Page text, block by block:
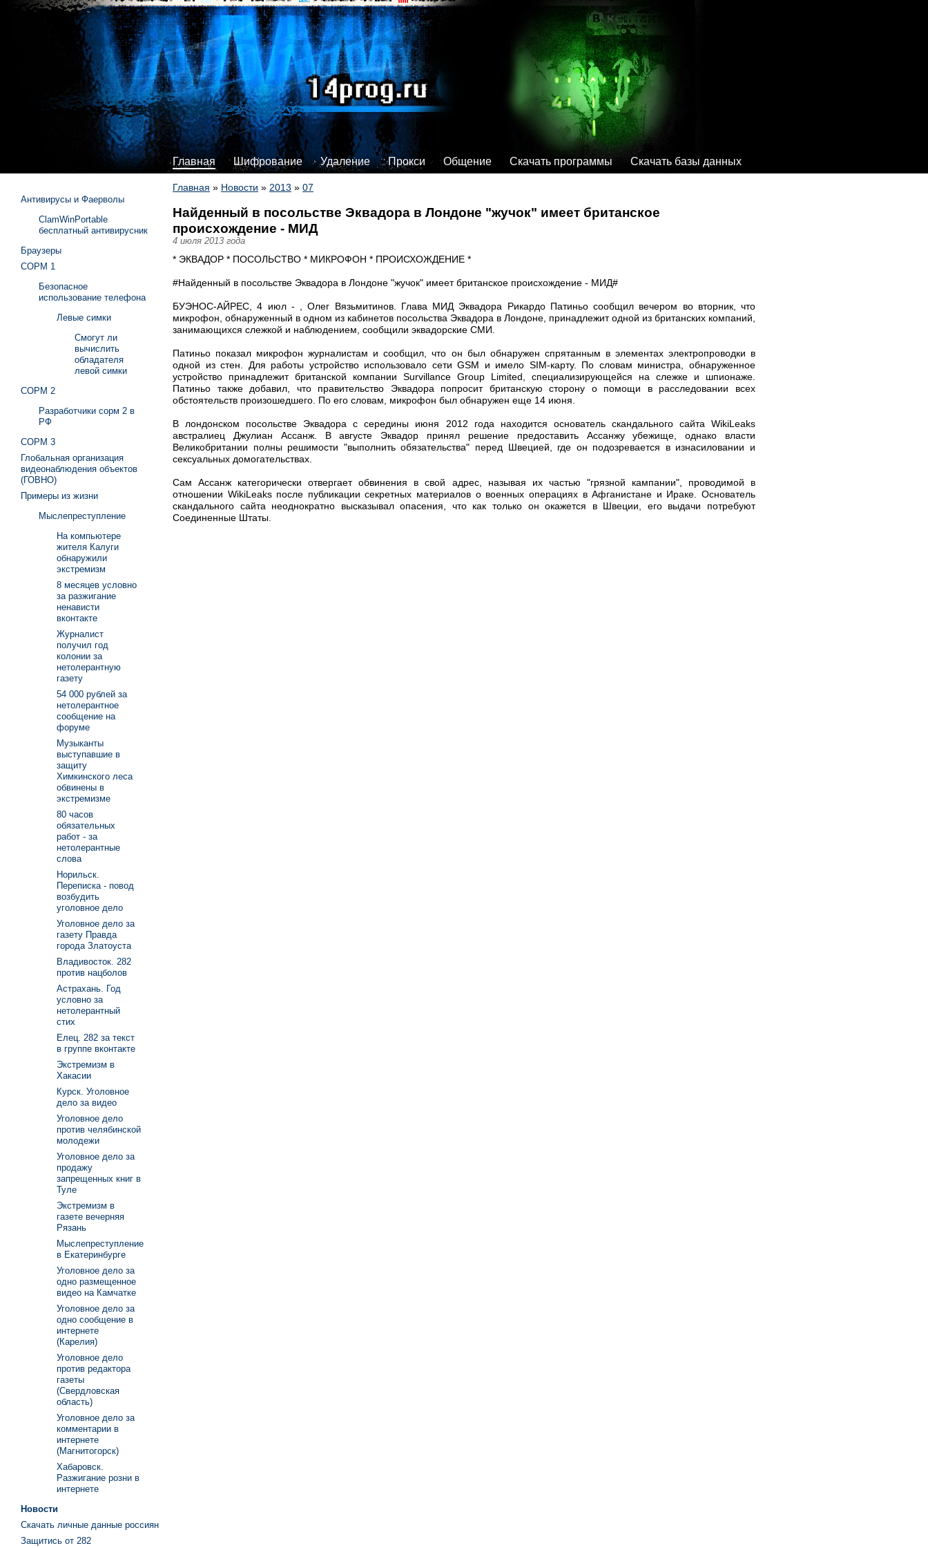
Главная Шифрование Удаление Прокси Общение Скачать программы Скачать базы данных
Главная » Новости » 2013 » 07
Найденный в посольстве Эквадора в Лондоне "жучок" имеет британское
происхождение - МИД
4 июля 2013 года
* ЭКВАДОР * ПОСОЛЬСТВО * МИКРОФОН * ПРОИСХОЖДЕНИЕ *
#Найденный в посольстве Эквадора в Лондоне "жучок" имеет британское происхождение - МИД#
БУЭНОС-АЙРЕС, 4 июл - , Олег Вязьмитинов. Глава МИД Эквадора Рикардо Патиньо сообщил вечером во вторник, что
микрофон, обнаруженный в одном из кабинетов посольства Эквадора в Лондоне, принадлежит одной из британских компаний,
занимающихся слежкой и наблюдением, сообщили эквадорские СМИ.
Патиньо показал микрофон журналистам и сообщил, что он был обнаружен спрятанным в элементах электропроводки в
одной из стен. Для работы устройство использовало сети GSM и имело SIM-карту. По словам министра, обнаруженное
устройство принадлежит британской компании Survillance Group Limited, специализирующейся на слежке и шпионаже.
Патиньо также добавил, что правительство Эквадора попросит британскую сторону о помощи в расследовании всех
обстоятельств произошедшего. По его словам, микрофон был обнаружен еще 14 июня.
В лондонском посольстве Эквадора с середины июня 2012 года находится основатель скандального сайта WikiLeaks
австралиец Джулиан Ассанж. В августе Эквадор принял решение предоставить Ассанжу убежище, однако власти
Великобритании полны решимости "выполнить обязательства" перед Швецией, где он подозревается в изнасиловании и
сексуальных домогательствах.
Сам Ассанж категорически отвергает обвинения в свой адрес, называя их частью "грязной кампании", проводимой в
отношении WikiLeaks после публикации секретных материалов о военных операциях в Афганистане и Ираке. Основатель
скандального сайта неоднократно высказывал опасения, что как только он окажется в Швеции, его выдачи потребуют
Соединенные Штаты.
Антивирусы и Фаерволы
ClamWinPortable
бесплатный антивирусник
Браузеры
СОРМ 1
Безопасное
использование телефона
Левые симки
Смогут ли
вычислить
обладателя
левой симки
СОРМ 2
Разработчики сорм 2 в
РФ
СОРМ 3
Глобальная организация
видеонаблюдения объектов
(ГОВНО)
Примеры из жизни
Мыслепреступление
На компьютере
жителя Калуги
обнаружили
экстремизм
8 месяцев условно
за разжигание
ненависти
вконтакте
Журналист
получил год
колонии за
нетолерантную
газету
54 000 рублей за
нетолерантное
сообщение на
форуме
Музыканты
выступавшие в
защиту
Химкинского леса
обвинены в
экстремизме
80 часов
обязательных
работ - за
нетолерантные
слова
Норильск.
Переписка - повод
возбудить
уголовное дело
Уголовное дело за
газету Правда
города Златоуста
Владивосток. 282
против нацболов
Астрахань. Год
условно за
нетолерантный
стих
Елец. 282 за текст
в группе вконтакте
Экстремизм в
Хакасии
Курск. Уголовное
дело за видео
Уголовное дело
против челябинской
молодежи
Уголовное дело за
продажу
запрещенных книг в
Туле
Экстремизм в
газете вечерняя
Рязань
Мыслепреступление
в Екатеринбурге
Уголовное дело за
одно размещенное
видео на Камчатке
Уголовное дело за
одно сообщение в
интернете
(Карелия)
Уголовное дело
против редактора
газеты
(Свердловская
область)
Уголовное дело за
комментарии в
интернете
(Магнитогорск)
Хабаровск.
Разжигание розни в
интернете
Новости
Скачать личные данные россиян
Защитись от 282